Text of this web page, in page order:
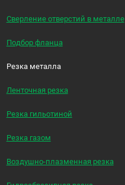
Сверление отверстий в металле
Подбор фланца
Резка металла
Ленточная резка
Резка гильотиной
Резка газом
Воздушно-плазменная резка